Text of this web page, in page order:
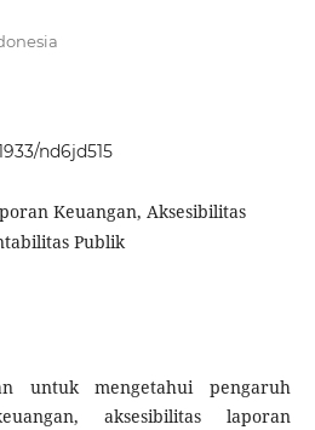
nd6jd515
Keuangan, Aksesibilitas
Publik
untuk mengetahui pengaruh
aksesibilitas laporan